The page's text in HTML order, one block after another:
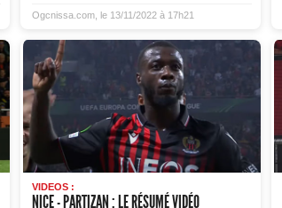
Ogcnissa.com, le 13/11/2022 à 17h21
VIDEOS :
NICE - PARTIZAN : LE RÉSUMÉ VIDÉO